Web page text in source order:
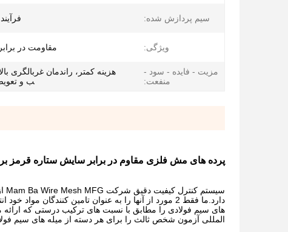
سیم پردازش شده:
ویژگی: مقاومت در
مزیت - فایده - سود -
منفعت:
هزینه کمتر، راندمان غربالگری
ب و
پرده های مش فلزی مقاوم در برابر سایش ستاره قرمز
دارد.ما فقط 2 مورد از آنها را به عنوان تامین کنندگان
المللی آزمون شخص ثالث را برای هر دسته از میله های سیم